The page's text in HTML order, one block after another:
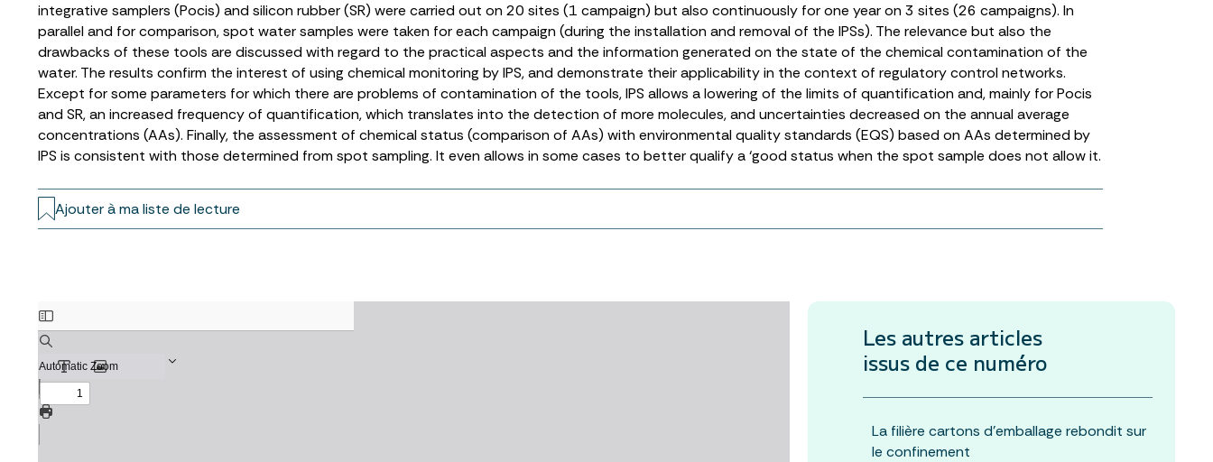
integrative samplers (Pocis) and silicon rubber (SR) were carried out on 20 sites (1 campaign) but also continuously for one year on 3 sites (26 campaigns). In
parallel and for comparison, spot water samples were taken for each campaign (during the installation and removal of the IPSs). The relevance but also the
drawbacks of these tools are discussed with regard to the practical aspects and the information generated on the state of the chemical contamination of the
water. The results confirm the interest of using chemical monitoring by IPS, and demonstrate their applicability in the context of regulatory control networks.
Except for some parameters for which there are problems of contamination of the tools, IPS allows a lowering of the limits of quantification and, mainly for Pocis
and SR, an increased frequency of quantification, which translates into the detection of more molecules, and uncertainties decreased on the annual average
concentrations (AAs). Finally, the assessment of chemical status (comparison of AAs) with environmental quality standards (EQS) based on AAs determined by
IPS is consistent with those determined from spot sampling. It even allows in some cases to better qualify a ‘good status when the spot sample does not allow it.
Ajouter à ma liste de lecture
Les autres articles
issus de ce numéro
La filière cartons d’emballage rebondit sur
le confinement